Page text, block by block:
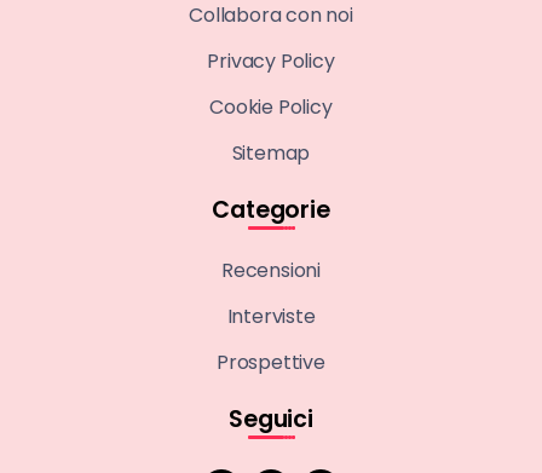
Collabora con noi
Privacy Policy
Cookie Policy
Sitemap
Categorie
Recensioni
Interviste
Prospettive
Seguici